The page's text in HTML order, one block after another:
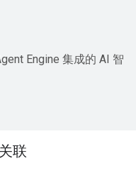
Engine 集成的 AI 智
联